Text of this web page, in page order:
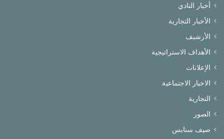
أخبار النادي
الأخبار التجارية
الأرشيف
الأهداف الاستراتيجية
الإعلانات
الاخبار الاجتماعية
التجارية
الصور
صيف سنابس